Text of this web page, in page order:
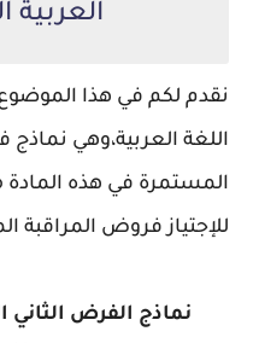
العربية
نقدم لكم في هذا
اللغة العربية،وهي نماذج
المستمرة في هذه المادة
للإجتياز فروض المراقبة
نماذج الفرض الثاني